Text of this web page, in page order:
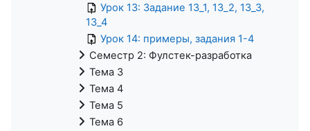
Урок 13: Задание 13_1, 13_2, 13_3,
13_4
Урок 14: примеры, задания 1-4
Семестр 2: Фулстек-разработка
Тема 3
Тема 4
Тема 5
Тема 6